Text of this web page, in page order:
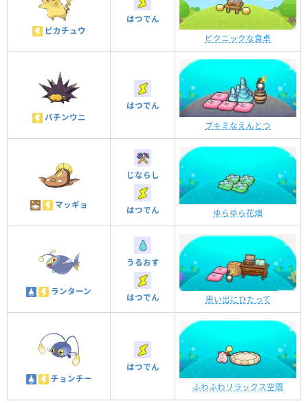
ピカチュウ
はつでん
ピクニックな食卓
バチンウニ
はつでん
ブキミなえんとつ
マッギョ
じならし
はつでん ゆらゆら花畑
ランターン
うるおす
はつでん 思い出にひたって
チョンチー
はつでん
ふわふわリラックス空間